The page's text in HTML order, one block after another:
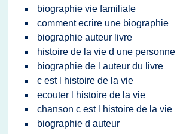
biographie vie familiale
comment ecrire une biographie
biographie auteur livre
histoire de la vie d une personne
biographie de l auteur du livre
c est l histoire de la vie
ecouter l histoire de la vie
chanson c est l histoire de la vie
biographie d auteur